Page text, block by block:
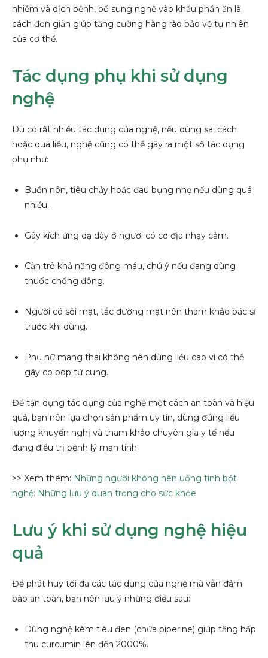
nhiễm và dịch bệnh, bổ sung nghệ vào khẩu phần ăn là
cách đơn giản giúp tăng cường hàng rào bảo vệ tự nhiên
của cơ thể.
Tác dụng phụ khi sử dụng
nghệ
Dù có rất nhiều tác dụng của nghệ, nếu dùng sai cách
hoặc quá liều, nghệ cũng có thể gây ra một số tác dụng
phụ như:
Buồn nôn, tiêu chảy hoặc đau bụng nhẹ nếu dùng quá
nhiều.
Gây kích ứng dạ dày ở người có cơ địa nhạy cảm.
Cản trở khả năng đông máu, chú ý nếu đang dùng
thuốc chống đông.
Người có sỏi mật, tắc đường mật nên tham khảo bác sĩ
trước khi dùng.
Phụ nữ mang thai không nên dùng liều cao vì có thể
gây co bóp tử cung.
Để tận dụng tác dụng của nghệ một cách an toàn và hiệu
quả, bạn nên lựa chọn sản phẩm uy tín, dùng đúng liều
lượng khuyến nghị và tham khảo chuyên gia y tế nếu
đang điều trị bệnh lý mạn tính.
>> Xem thêm: Những người không nên uống tinh bột
nghệ: Những lưu ý quan trọng cho sức khỏe
Lưu ý khi sử dụng nghệ hiệu
quả
Để phát huy tối đa các tác dụng của nghệ mà vẫn đảm
bảo an toàn, bạn nên lưu ý những điều sau:
Dùng nghệ kèm tiêu đen (chứa piperine) giúp tăng hấp
thu curcumin lên đến 2000%.